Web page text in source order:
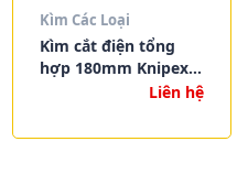
Kìm Các Loại
Kìm cắt điện tổng
hợp 180mm Knipex
Liên hệ